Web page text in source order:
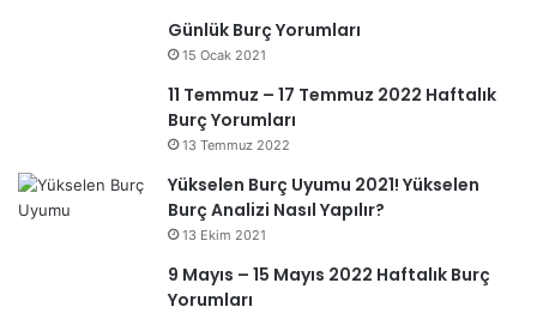
Günlük Burç Yorumları
15 Ocak 2021
11 Temmuz – 17 Temmuz 2022 Haftalık
Burç Yorumları
13 Temmuz 2022
Yükselen Burç Uyumu 2021! Yükselen
Burç Analizi Nasıl Yapılır?
13 Ekim 2021
9 Mayıs – 15 Mayıs 2022 Haftalık Burç
Yorumları